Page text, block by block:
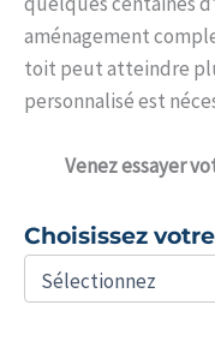
aménagement
toit peut atteindre
personnalisé est
Venezessayer
Choisissez